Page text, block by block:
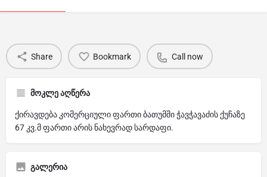
Share Bookmark Call now
მოკლე აღწერა
ქირავდება კომერციული ფართი ბათუმში ჭავჭავაძის ქუჩაზე
67 კვ.მ ფართი არის ნახევრად სარდაფი.
გალერია